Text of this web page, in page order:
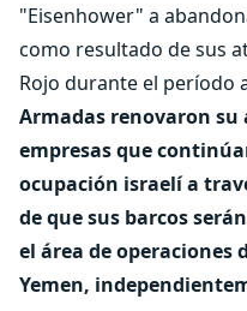
"Eisenhower" a
como resultado de sus
Rojo durante el período
Armadas renovaron su
empresas que
ocupación israelí a
de que sus barcos
el área de operaciones
Yemen,